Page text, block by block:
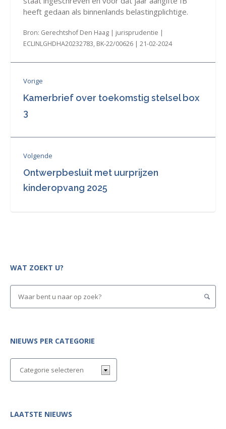
heeft gedaan als binnenlands belastingplichtige.
Bron: Gerechtshof Den Haag | jurisprudentie |
ECLINLGHDHA20232783, BK-22/00626 | 21-02-2024
Vorige
Kamerbrief over toekomstig stelsel box
3
Volgende
Ontwerpbesluit met uurprijzen
kinderopvang 2025
WAT ZOEKT U?
NIEUWS PER CATEGORIE
LAATSTE NIEUWS